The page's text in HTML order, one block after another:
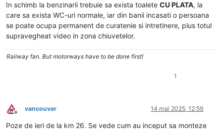
In schimb la benzinarii trebuie sa exista toalete CU PLATA, la
care sa exista WC-uri normale, iar din banii incasati o persoana
se poate ocupa permanent de curatenie si intretinere, plus totul
supravegheat video in zona chiuvetelor.
Railway fan. But motorways have to be done first!
1
Conectat
vancouver 14 mai 2025, 12:59
Poze de ieri de la km 26. Se vede cum au inceput sa monteze